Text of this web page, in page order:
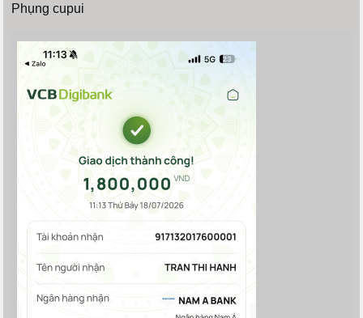
Phụng cupui